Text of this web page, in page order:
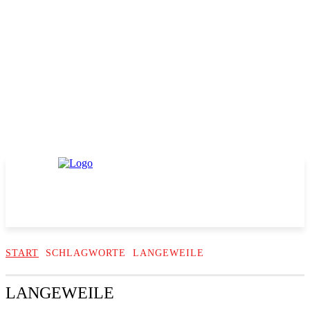
START SCHLAGWORTE LANGEWEILE
LANGEWEILE